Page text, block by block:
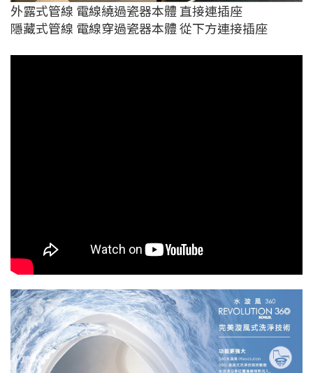
外露式管線 電線繞過瓷器本體 直接連插座
隱藏式管線 電線穿過瓷器本體 從下方連接插座